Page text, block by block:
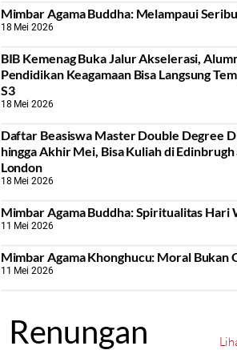
Mimbar Agama Buddha: Melampaui
18 Mei 2026
BIB Kemenag Buka Jalur Akselerasi,
Pendidikan Keagamaan Bisa Langsung
S3
18 Mei 2026
Daftar Beasiswa Master Double Degree
hingga Akhir Mei, Bisa Kuliah di Edinbrugh
London
18 Mei 2026
Mimbar Agama Buddha: Spiritualitas Hari
11 Mei 2026
Mimbar Agama Khonghucu: Moral Bukan
11 Mei 2026
Renungan